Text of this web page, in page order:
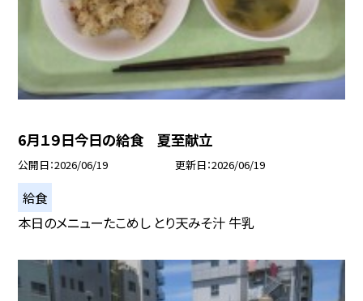
6月１９日今日の給食 夏至献立
公開日 2026/06/19 更新日 2026/06/19
給食
本日のメニューたこめし とり天みそ汁 牛乳